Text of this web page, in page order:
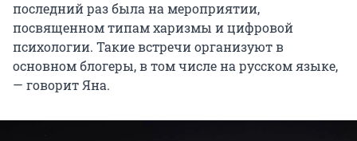
последний раз была на мероприятии,
посвященном типам харизмы и цифровой
психологии. Такие встречи организуют в
основном блогеры, в том числе на русском языке,
— говорит Яна.